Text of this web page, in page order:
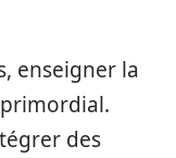
enseigner la
des